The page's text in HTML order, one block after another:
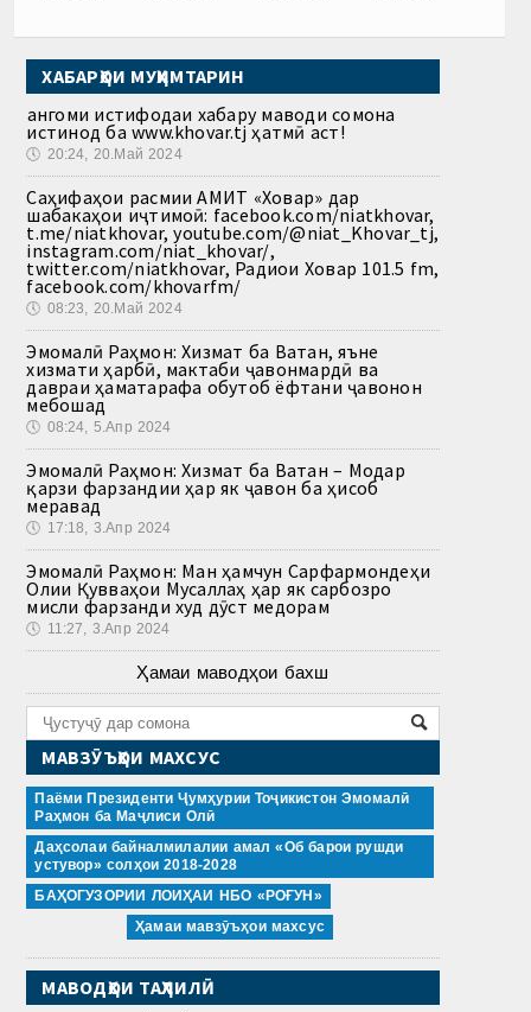
ХАБАРҲОИ МУҲИМТАРИН
Ҳангоми истифодаи хабару маводи сомона
истинод ба www.khovar.tj ҳатмӣ аст!
🕔 20:24, 20.Май 2024
Саҳифаҳои расмии АМИТ «Ховар» дар
шабакаҳои иҷтимоӣ: facebook.com/niatkhovar,
t.me/niatkhovar, youtube.com/@niat_Khovar_tj,
instagram.com/niat_khovar/,
twitter.com/niatkhovar, Радиои Ховар 101.5 fm,
facebook.com/khovarfm/
🕔 08:23, 20.Май 2024
Эмомалӣ Раҳмон: Хизмат ба Ватан, яъне
хизмати ҳарбӣ, мактаби ҷавонмардӣ ва
давраи ҳаматарафа обутоб ёфтани ҷавонон
мебошад
🕔 08:24, 5.Апр 2024
Эмомалӣ Раҳмон: Хизмат ба Ватан – Модар
қарзи фарзандии ҳар як ҷавон ба ҳисоб
меравад
🕔 17:18, 3.Апр 2024
Эмомалӣ Раҳмон: Ман ҳамчун Сарфармондеҳи
Олии Қувваҳои Мусаллаҳ ҳар як сарбозро
мисли фарзанди худ дӯст медорам
🕔 11:27, 3.Апр 2024
Ҳамаи маводҳои бахш
МАВЗӮЪҲОИ МАХСУС
Паёми Президенти Ҷумҳурии Тоҷикистон Эмомалӣ
Раҳмон ба Маҷлиси Олӣ
Даҳсолаи байналмилалии амал «Об барои рушди
устувор» солҳои 2018-2028
БАҲОГУЗОРИИ ЛОИҲАИ НБО «РОҒУН»
Ҳамаи мавзӯъҳои махсус
МАВОДҲОИ ТАҲЛИЛӢ